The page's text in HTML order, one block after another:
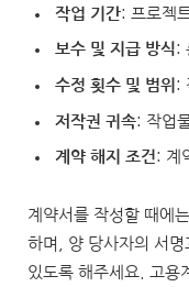
작업 기간: 프로젝
보수 및 지급 방식:
수정 횟수 및 범위 :
저작권 귀속: 작업
계약 해지 조건: 계
계약서를 작성할 때에
하며, 양 당사자의 서
있도록 해주세요. 고용